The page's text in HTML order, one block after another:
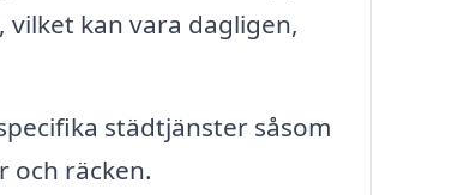
kan vara dagligen,
städtjänster såsom
räcken.